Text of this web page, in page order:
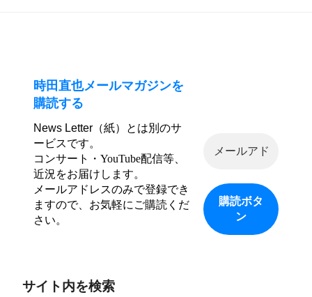
時田直也メールマガジンを
購読する
News Letter（紙）とは別のサ
ービスです。
コンサート・YouTube配信等、
近況をお届けします。
メールアドレスのみで登録でき
ますので、お気軽にご購読くだ
さい。
サイト内を検索